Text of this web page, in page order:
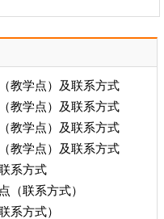
教学点）及联系方式
教学点）及联系方式
教学点）及联系方式
教学点）及联系方式
系方式
（联系方式）
系方式）